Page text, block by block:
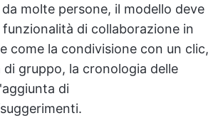
molte persone, il modello deve
di collaborazione in
come la condivisione con un clic,
di gruppo, la cronologia delle
di